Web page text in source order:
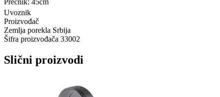
Uvoznik
Proizvođač
Zemlja porekla Srbija
Šifra proizvođača 33002
Slični proizvodi